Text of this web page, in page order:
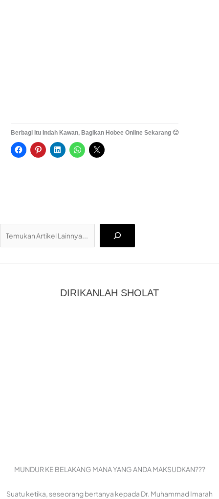
Berbagi Itu Indah Kawan, Bagikan Hobee Online Sekarang 🙂
DIRIKANLAH SHOLAT
MUNDUR KE BELAKANG MANA YANG ANDA MAKSUDKAN???
Suatu ketika, seseorang bertanya kepada Dr. Muhammad Imarah